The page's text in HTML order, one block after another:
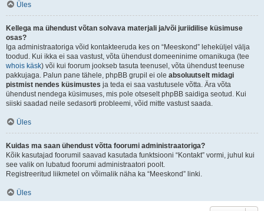
Üles
Kellega ma ühendust võtan solvava materjali ja/või juriidilise küsimuse
osas?
Iga administraatoriga võid kontakteeruda kes on “Meeskond” leheküljel välja
toodud. Kui ikka ei saa vastust, võta ühendust domeeninime omanikuga (tee
whois käsk) või kui foorum jookseb tasuta teenusel, võta ühendust teenuse
pakkujaga. Palun pane tähele, phpBB grupil ei ole absoluutselt midagi
pistmist nendes küsimustes ja teda ei saa vastutusele võtta. Ära võta
ühendust nendega küsimuses, mis pole otseselt phpBB saidiga seotud. Kui
siiski saadad neile sedasorti probleemi, võid mitte vastust saada.
Üles
Kuidas ma saan ühendust võtta foorumi administraatoriga?
Kõik kasutajad foorumil saavad kasutada funktsiooni “Kontakt” vormi, juhul kui
see valik on lubatud foorumi administraatori poolt.
Registreeritud liikmetel on võimalik näha ka “Meeskond” linki.
Üles